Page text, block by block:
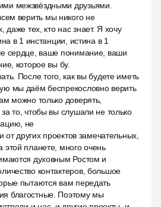
межзвёздными друзьями.
верить мы никого не
даже тех, кто нас знает. Я хочу
в 1 инстанции, истина в 1
сердце, ваше понимание, ваши
которое вы бу.
После того, как вы будете иметь
мы даём беспрекословно верить
можно только доверять,
то, чтобы вы слушали не только
не
от других проектов замечательных,
этой планете, много очень
духовным Ростом и
контактеров, большое
пытаются вам передать
благостные. Поэтому мы